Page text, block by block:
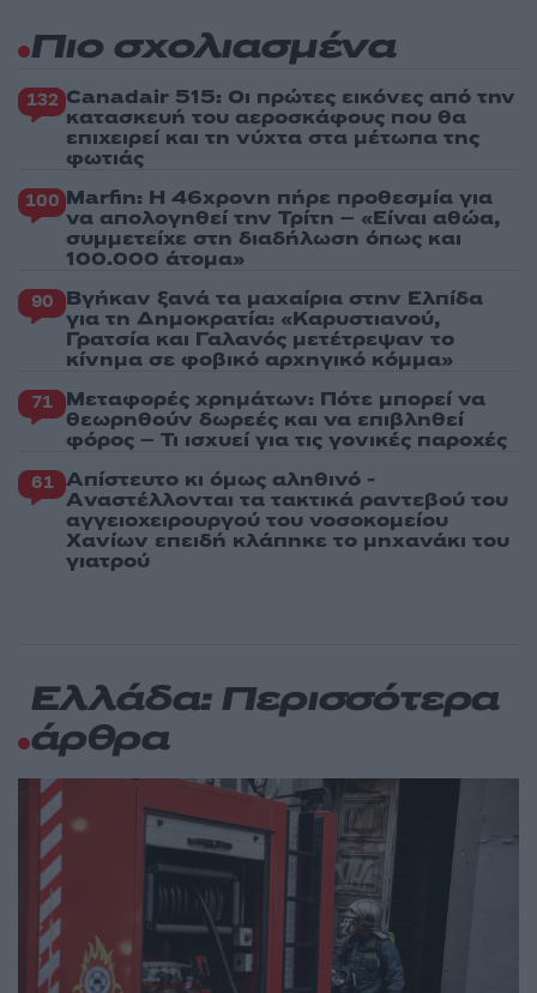
Πιο σχολιασμένα
132 Canadair 515: Οι πρώτες εικόνες από την
κατασκευή του αεροσκάφους που θα
επιχειρεί και τη νύχτα στα μέτωπα της
φωτιάς
100 Marfin: Η 46χρονη πήρε προθεσμία για
να απολογηθεί την Τρίτη – «Είναι αθώα,
συμμετείχε στη διαδήλωση όπως και
100.000 άτομα»
90 Βγήκαν ξανά τα μαχαίρια στην Ελπίδα
για τη Δημοκρατία: «Καρυστιανού,
Γρατσία και Γαλανός μετέτρεψαν το
κίνημα σε φοβικό αρχηγικό κόμμα»
71 Μεταφορές χρημάτων: Πότε μπορεί να
θεωρηθούν δωρεές και να επιβληθεί
φόρος – Τι ισχυεί για τις γονικές παροχές
61 Απίστευτο κι όμως αληθινό -
Aναστέλλονται τα τακτικά ραντεβού του
αγγειοχειρουργού του νοσοκομείου
Χανίων επειδή κλάπηκε το μηχανάκι του
γιατρού
Ελλάδα: Περισσότερα
άρθρα